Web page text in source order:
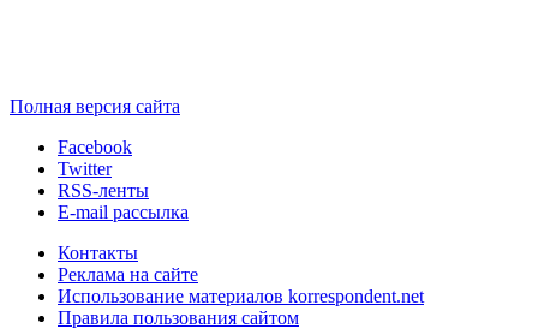
Полная версия сайта
Facebook
Twitter
RSS-ленты
E-mail рассылка
Контакты
Реклама на сайте
Использование материалов korrespondent.net
Правила пользования сайтом